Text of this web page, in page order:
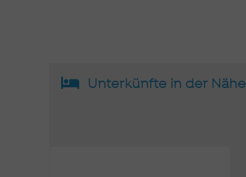
Unterkünfte in der Nähe